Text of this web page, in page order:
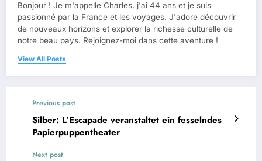
Bonjour ! Je m'appelle Charles, j'ai 44 ans et je suis
passionné par la France et les voyages. J'adore découvrir
de nouveaux horizons et explorer la richesse culturelle de
notre beau pays. Rejoignez-moi dans cette aventure !
View All Posts
Previous post
Silber: L’Escapade veranstaltet ein fesselndes
Papierpuppentheater
Next post